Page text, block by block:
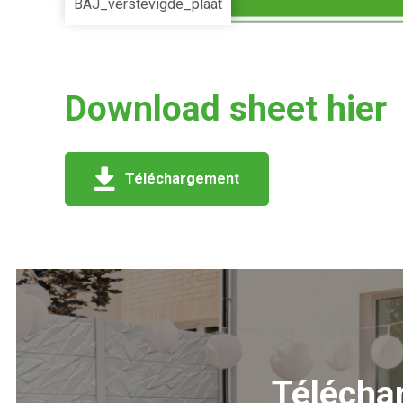
BAJ_verstevigde_plaat
Download sheet hier
Téléchargement